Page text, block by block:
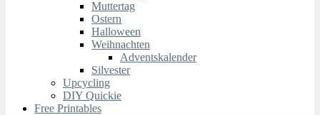
Muttertag
Ostern
Halloween
Weihnachten
Adventskalender
Silvester
Upcycling
DIY Quickie
Free Printables